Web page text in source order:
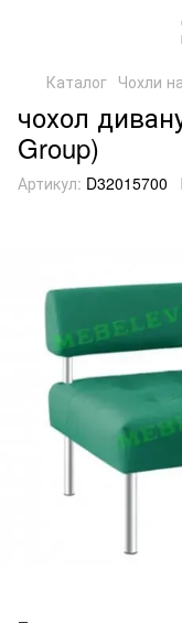
Каталог Чохли
чохол
Group)
Артикул: D32015700